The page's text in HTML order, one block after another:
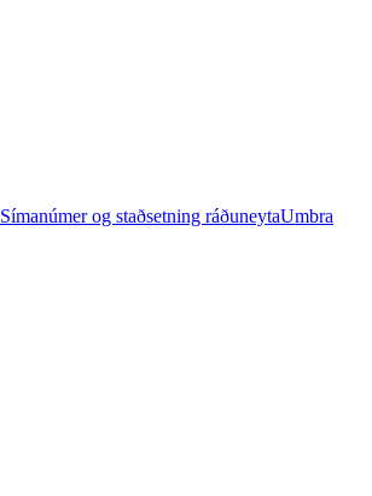
Símanúmer og staðsetning ráðuneytaUmbra